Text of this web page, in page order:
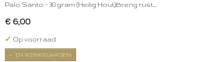
Palo Santo – 30 gram (Heilig Hout)Breng rust,…
€ 6,00
✓ Op voorraad
IN WINKELWAGEN